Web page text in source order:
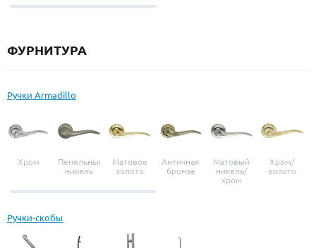
ФУРНИТУРА
Ручки Armadillo
Хром
Пепельный
никель
Матовое
золото
Античная
бронза
Матовый
никель/
хром
Хром/
золото
Ручки-скобы